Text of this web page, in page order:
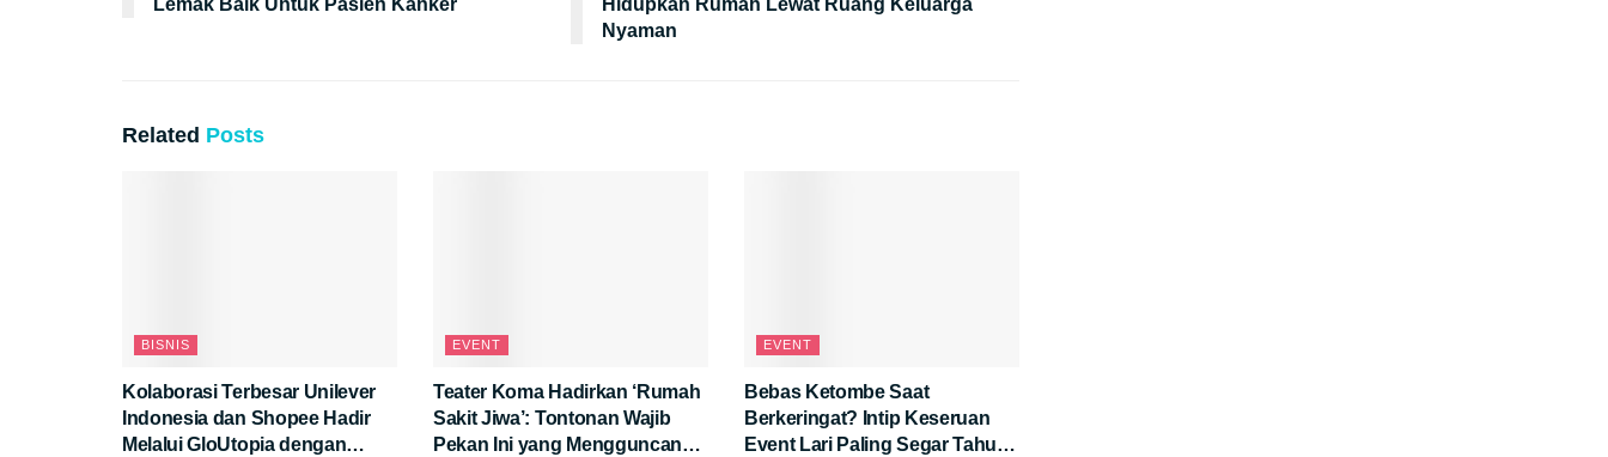
Nyaman
Related Posts
BISNIS
Kolaborasi Terbesar Unilever
Indonesia dan Shopee Hadir
Melalui GloUtopia dengan
EVENT
Teater Koma Hadirkan ‘Rumah
Sakit Jiwa’: Tontonan Wajib
Pekan Ini yang Mengguncang
EVENT
Bebas Ketombe Saat
Berkeringat? Intip Keseruan
Event Lari Paling Segar Tahun